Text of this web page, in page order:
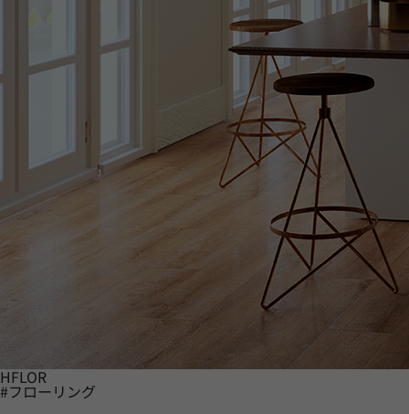
HFLOR
#フローリング